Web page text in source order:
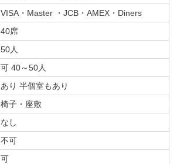
VISA・Master ・JCB・AMEX・Diners
40席
50人
可 40～50人
あり 半個室もあり
椅子・座敷
なし
不可
可